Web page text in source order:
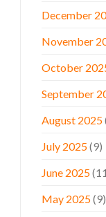
December
November
October
September
August 2025
July 2025(9)
June 2025
May 2025(9)